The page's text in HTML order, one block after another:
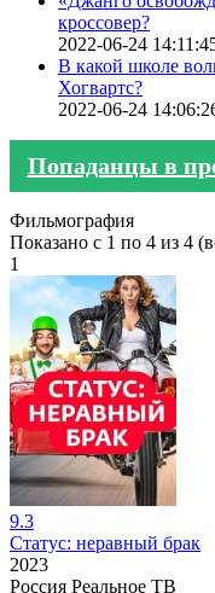
кроссовер?
2022-06-24
В какой школе
Хогвартс?
2022-06-24
Попаданцы в
Фильмография
Показано с 1 по 4 из 4
1
9.3
Статус: неравный брак
2023
Россия Реальное ТВ